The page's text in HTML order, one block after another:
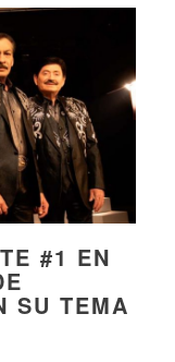
#1 EN
SU TEMA